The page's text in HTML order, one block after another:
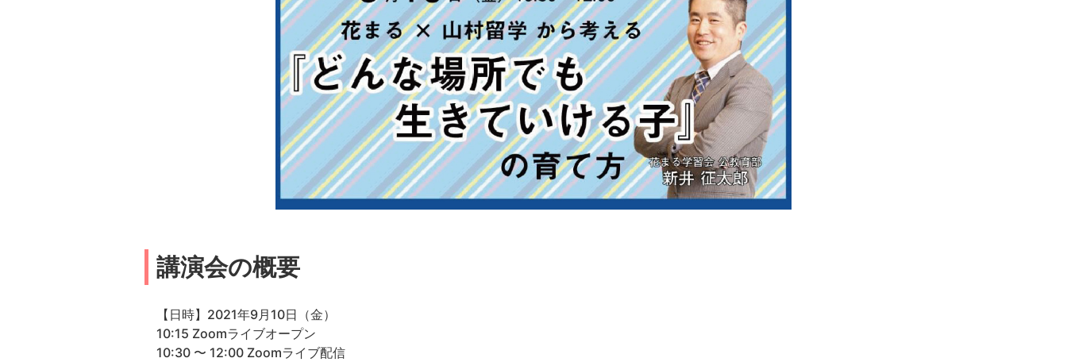
講演会の概要
【日時】2021年9月10日（金）
10:15 Zoomライブオープン
10:30 〜 12:00 Zoomライブ配信